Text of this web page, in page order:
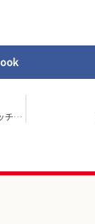
冬バテってご存知ですか！？ 動画紹介～ドクターストレッチ編～